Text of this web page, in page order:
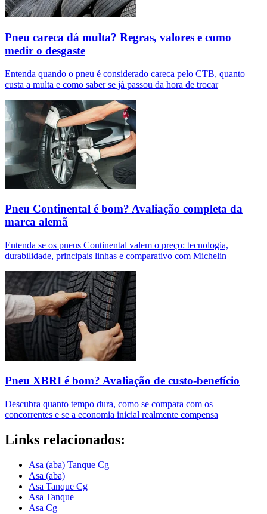
Pneu careca dá multa? Regras, valores e como
medir o desgaste
Entenda quando o pneu é considerado careca pelo CTB, quanto
custa a multa e como saber se já passou da hora de trocar
Pneu Continental é bom? Avaliação completa da
marca alemã
Entenda se os pneus Continental valem o preço: tecnologia,
durabilidade, principais linhas e comparativo com Michelin
Pneu XBRI é bom? Avaliação de custo-benefício
Descubra quanto tempo dura, como se compara com os
concorrentes e se a economia inicial realmente compensa
Links relacionados:
Asa (aba) Tanque Cg
Asa (aba)
Asa Tanque Cg
Asa Tanque
Asa Cg